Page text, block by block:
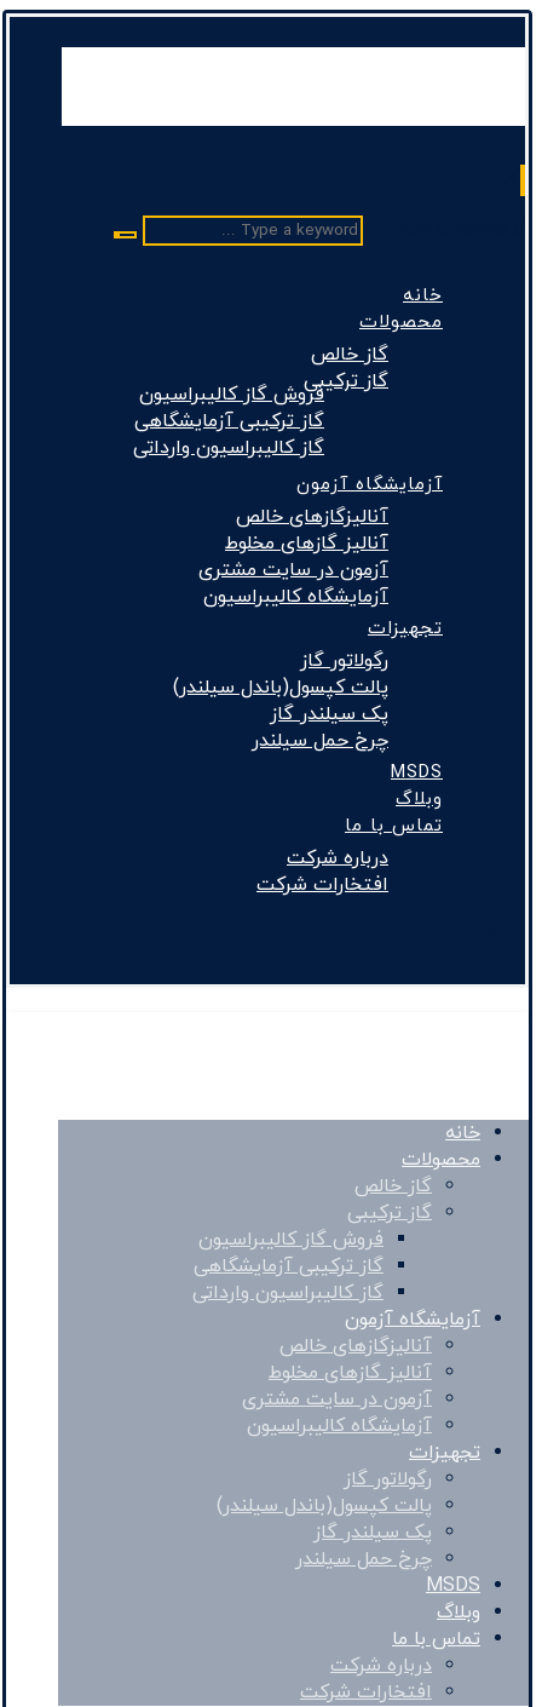
خانه
محصولات
گاز خالص
گاز ترکیبیفروش گاز کالیبراسیون
گاز ترکیبی آزمایشگاهی
گاز کالیبراسیون وارداتی
آزمایشگاه آزمون
آنالیزگازهای خالص
آنالیز گازهای مخلوط
آزمون در سایت مشتری
آزمایشگاه کالیبراسیون
تجهیزات
رگولاتور گاز
پالت کپسول(باندل سیلندر)
پک سیلندر گاز
چرخ حمل سیلندر
MSDS
وبلاگ
تماس با ما
درباره شرکت
افتخارات شرکت
خانه
محصولات
گاز خالص
گاز ترکیبی
فروش گاز کالیبراسیون
گاز ترکیبی آزمایشگاهی
گاز کالیبراسیون وارداتی
آزمایشگاه آزمون
آنالیزگازهای خالص
آنالیز گازهای مخلوط
آزمون در سایت مشتری
آزمایشگاه کالیبراسیون
تجهیزات
رگولاتور گاز
پالت کپسول(باندل سیلندر)
پک سیلندر گاز
چرخ حمل سیلندر
MSDS
وبلاگ
تماس با ما
درباره شرکت
افتخارات شرکت